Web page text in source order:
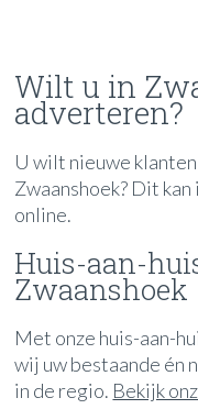
Wilt u in
adverteren?
U wilt nieuwe
Zwaanshoek? Dit
online.
Huis-aan-
Zwaanshoek
Met onze huis-aan-
wij uw bestaande én
in de regio. Bekijk